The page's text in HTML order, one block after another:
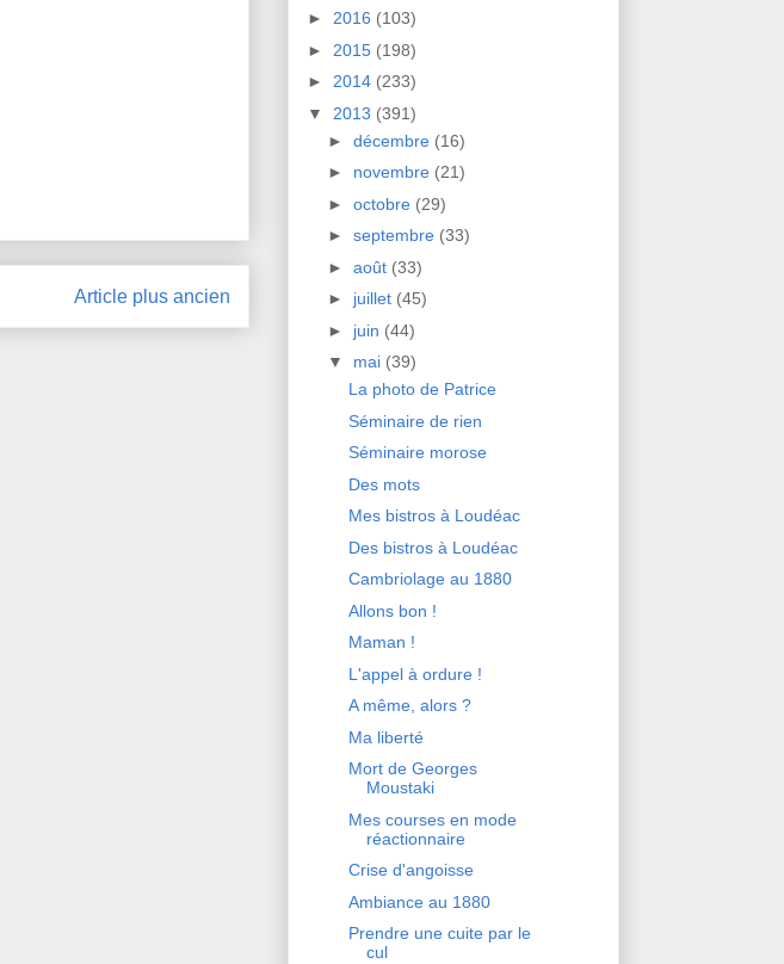
Article plus ancien
► 2016 (103)
► 2015 (198)
► 2014 (233)
▼ 2013 (391)
► décembre (16)
► novembre (21)
► octobre (29)
► septembre (33)
► août (33)
► juillet (45)
► juin (44)
▼ mai (39)
La photo de Patrice
Séminaire de rien
Séminaire morose
Des mots
Mes bistros à Loudéac
Des bistros à Loudéac
Cambriolage au 1880
Allons bon !
Maman !
L'appel à ordure !
A même, alors ?
Ma liberté
Mort de Georges
Moustaki
Mes courses en mode
réactionnaire
Crise d'angoisse
Ambiance au 1880
Prendre une cuite par le
cul